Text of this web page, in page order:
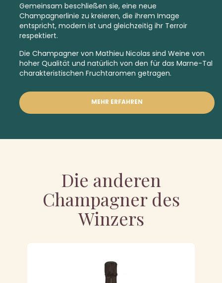
Gemeinsam beschließen sie, eine neue
Champagnerlinie zu kreieren, die ihrem Image
entspricht, modern ist und gleichzeitig ihr Terroir
respektiert.
Die Champagner von Mathieu Nicolas sind Weine von
hoher Qualität und natürlich von den für das Marne-Tal
charakteristischen Fruchtaromen getragen.
MEHR ERFAHREN
Die anderen
Champagner des
Winzers